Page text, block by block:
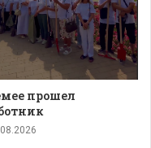
прошел